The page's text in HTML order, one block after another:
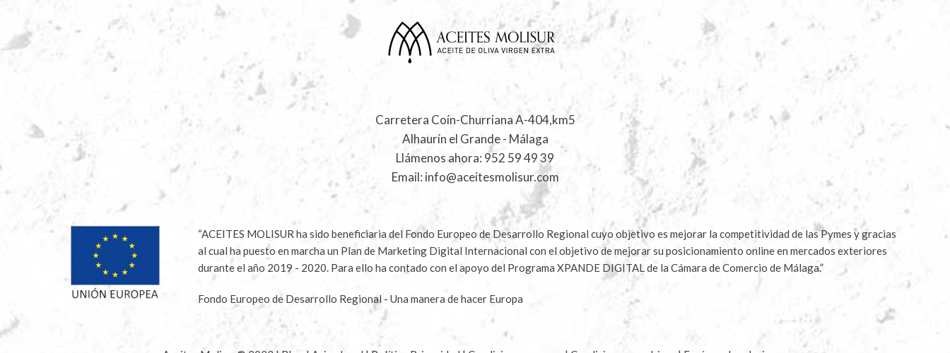
Carretera Coín-Churriana A-404,km5
Alhaurín el Grande - Málaga
Llámenos ahora: 952 59 49 39
Email: info@aceitesmolisur.com
“ACEITES MOLISUR ha sido beneficiaria del Fondo Europeo de Desarrollo Regional cuyo objetivo es mejorar la competitividad de las Pymes y gracias
al cual ha puesto en marcha un Plan de Marketing Digital Internacional con el objetivo de mejorar su posicionamiento online en mercados exteriores
durante el año 2019 - 2020. Para ello ha contado con el apoyo del Programa XPANDE DIGITAL de la Cámara de Comercio de Málaga.”
Fondo Europeo de Desarrollo Regional - Una manera de hacer Europa